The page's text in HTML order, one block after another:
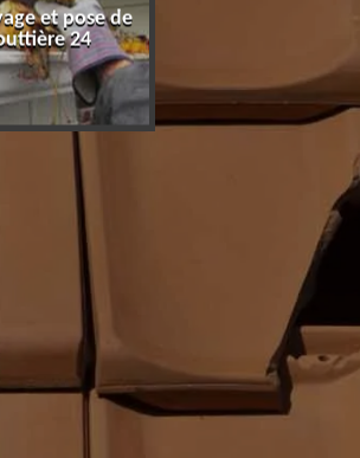
et pose de
24